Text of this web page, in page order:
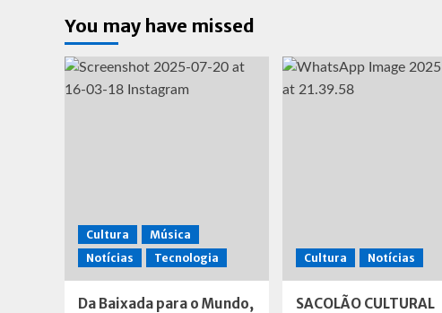
Dream
faz
com
“Hello
You may have missed
Cultura
Música
Notícias
Tecnologia
Da Baixada para o Mundo,
Cultura Notícias
SACOLÃO CULTURAL